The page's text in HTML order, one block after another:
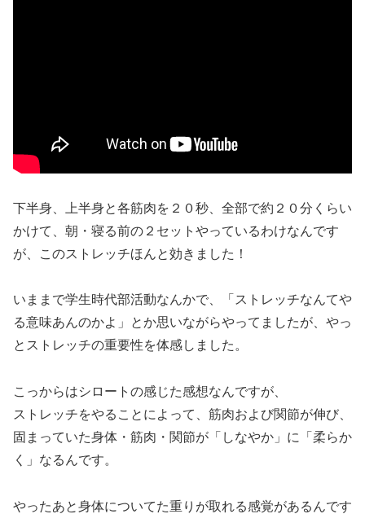
下半身、上半身と各筋肉を２０秒、全部で約２０分くらい
かけて、朝・寝る前の２セットやっているわけなんです
が、このストレッチほんと効きました！
いままで学生時代部活動なんかで、「ストレッチなんてや
る意味あんのかよ」とか思いながらやってましたが、やっ
とストレッチの重要性を体感しました。
こっからはシロートの感じた感想なんですが、
ストレッチをやることによって、筋肉および関節が伸び、
固まっていた身体・筋肉・関節が「しなやか」に「柔らか
く」なるんです。
やったあと身体についてた重りが取れる感覚があるんです